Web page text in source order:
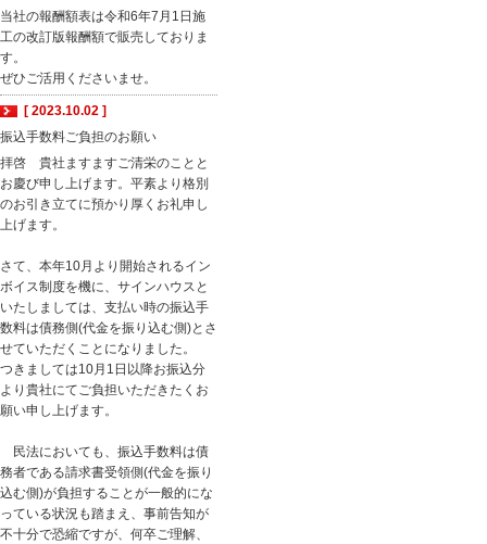
当社の報酬額表は令和6年7月1日施
工の改訂版報酬額で販売しておりま
す。
ぜひご活用くださいませ。
[ 2023.10.02 ]
振込手数料ご負担のお願い
拝啓 貴社ますますご清栄のことと
お慶び申し上げます。平素より格別
のお引き立てに預かり厚くお礼申し
上げます。
さて、本年10月より開始されるイン
ボイス制度を機に、サインハウスと
いたしましては、支払い時の振込手
数料は債務側(代金を振り込む側)とさ
せていただくことになりました。
つきましては10月1日以降お振込分
より貴社にてご負担いただきたくお
願い申し上げます。
民法においても、振込手数料は債
務者である請求書受領側(代金を振り
込む側)が負担することが一般的にな
っている状況も踏まえ、事前告知が
不十分で恐縮ですが、何卒ご理解、